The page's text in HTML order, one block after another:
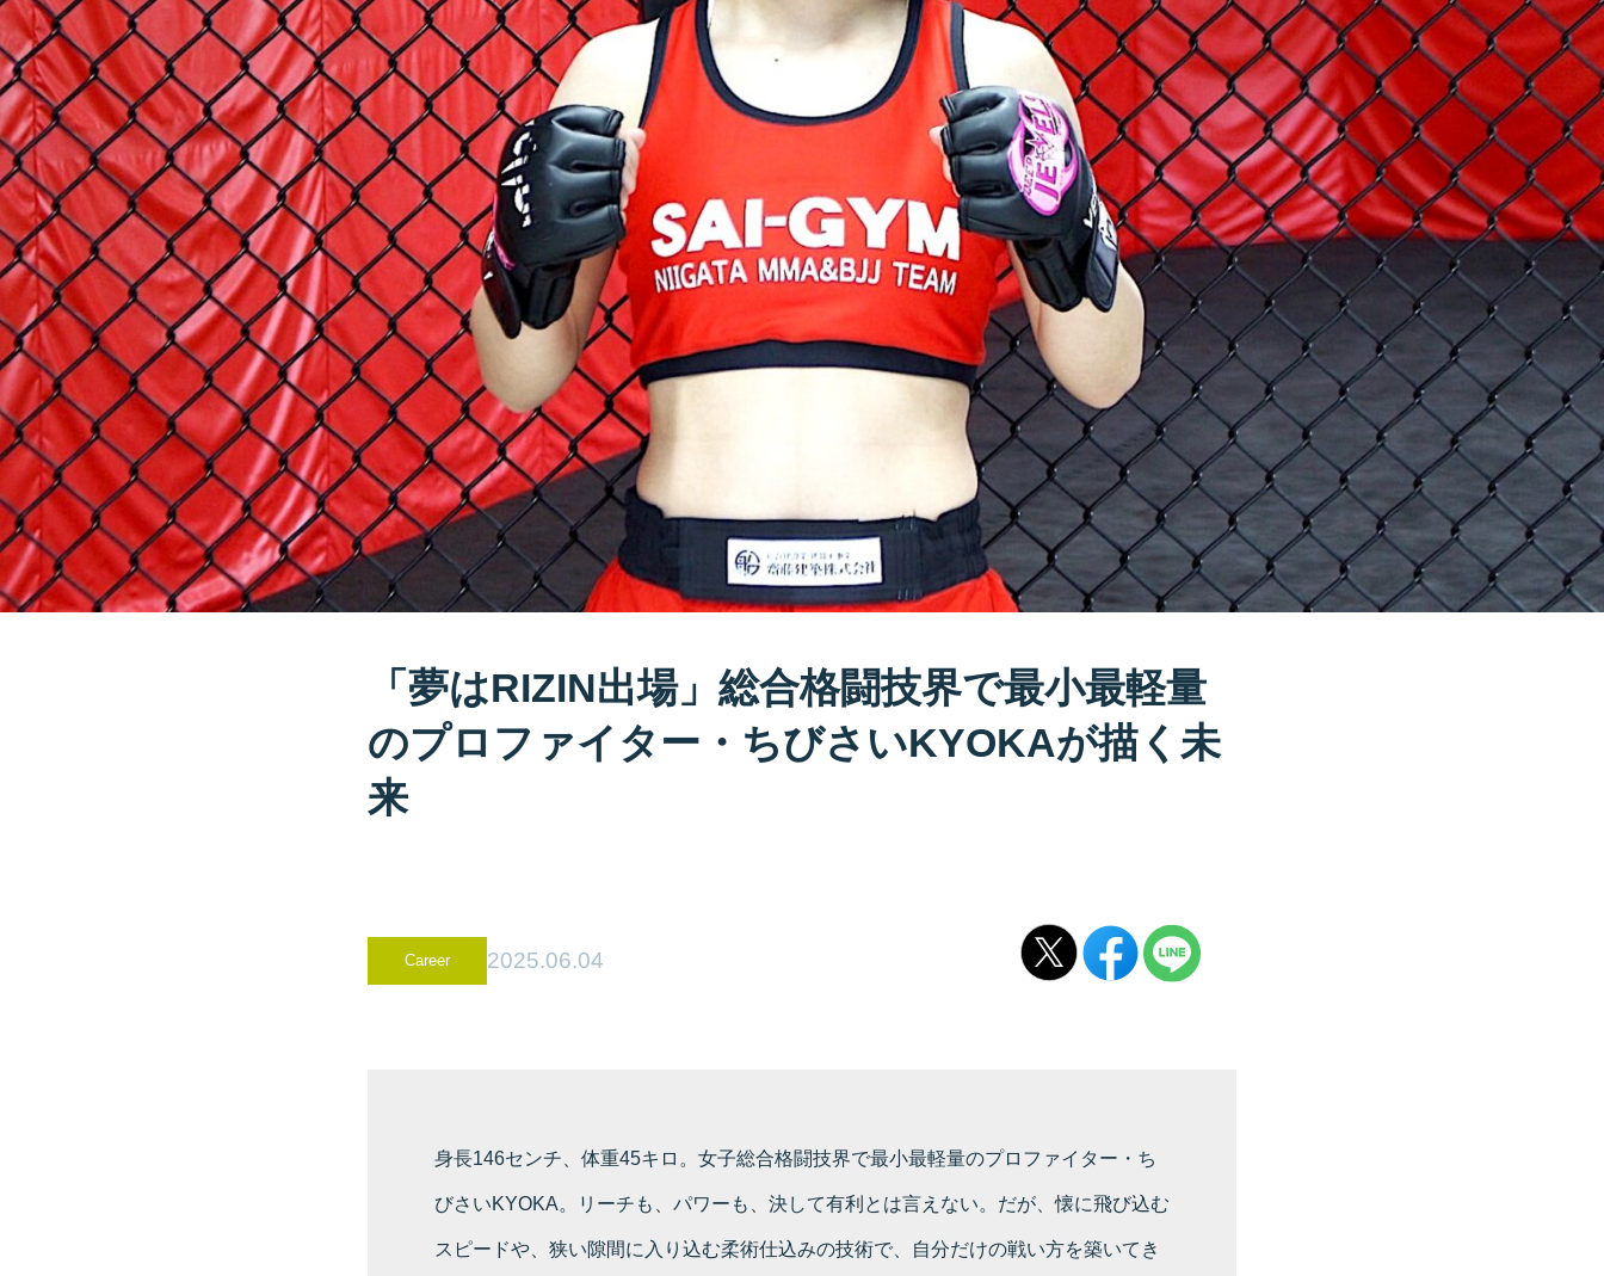
「夢はRIZIN出場」総合格闘技界で最小最軽量
のプロファイター・ちびさいKYOKAが描く未
来
Career 2025.06.04
身長146センチ、体重45キロ。女子総合格闘技界で最小最軽量のプロファイター・ち
びさいKYOKA。リーチも、パワーも、決して有利とは言えない。だが、懐に飛び込む
スピードや、狭い隙間に入り込む柔術仕込みの技術で、自分だけの戦い方を築いてき